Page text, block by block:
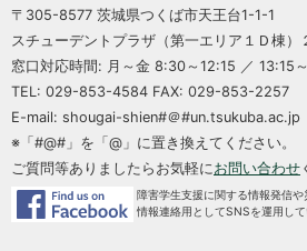
〒305-8577 茨城県つくば市天王台1-1-1
スチューデントプラザ（第一エリア１Ｄ棟）
窓口対応時間: 月～金 8:30～12:15 ／ 13:15
TEL: 029-853-4584 FAX: 029-853-2257
E-mail: shougai-shien#＠#un.tsukuba.ac.jp
※「#@#」を「@」に置き換えてください。
ご質問等ありましたらお気軽にお問い合わせ
障害学生支援に関する情報発信や
情報連絡用としてSNSを運用し